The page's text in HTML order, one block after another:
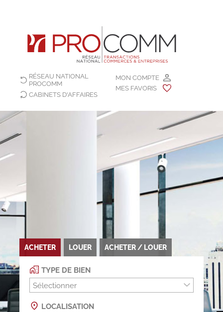
MON COMPTE
MES FAVORIS
RÉSEAU NATIONAL
PROCOMM
CABINETS D'AFFAIRES
ACHETER LOUER ACHETER / LOUER
TYPE DE BIEN
Sélectionner
LOCALISATION